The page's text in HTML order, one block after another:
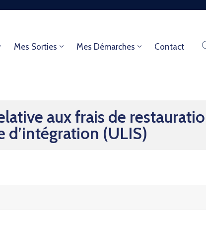
Mes Sorties Mes Démarches Contact
aux frais de
d’intégration (ULIS)